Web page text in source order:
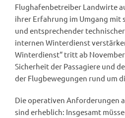
Flughafenbetreiber Landwirte
ihrer Erfahrung im Umgang mit
und entsprechender
internen Winterdienst
Winterdienst“ tritt ab
Sicherheit der Passagiere und
der Flugbewegungen rund um
Die operativen Anforderungen
sind erheblich: Insgesamt